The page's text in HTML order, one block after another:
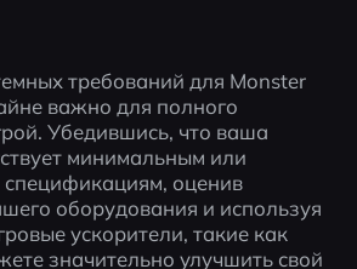
требований для Monster
важно для полного
Убедившись, что ваша
минимальным или
оценив
оборудования и используя
ускорители, такие как
значительно улучшить свой